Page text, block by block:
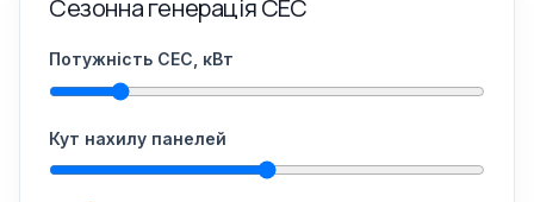
Сезонна генерація СЕС
Потужність СЕС, кВт
Кут нахилу панелей